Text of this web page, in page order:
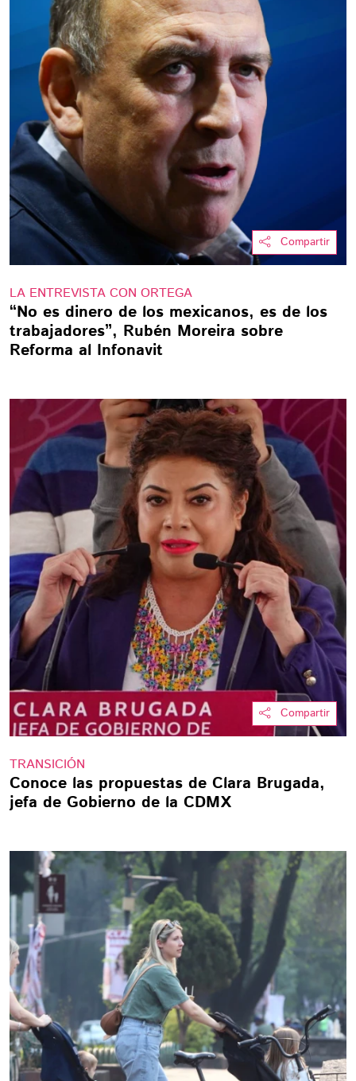
Compartir
LA ENTREVISTA CON ORTEGA
“No es dinero de los mexicanos, es de los
trabajadores”, Rubén Moreira sobre
Reforma al Infonavit
Compartir
TRANSICIÓN
Conoce las propuestas de Clara Brugada,
jefa de Gobierno de la CDMX